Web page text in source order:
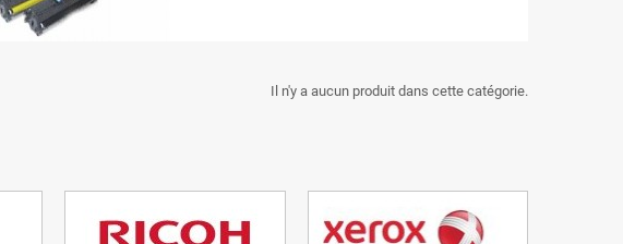
Il n'y a aucun produit dans cette catégorie.